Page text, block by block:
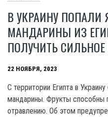
В УКРАИНУ
МАНДАРИНЫ ИЗ
ПОЛУЧИТЬ
22 НОЯБРЯ, 2023
C территории Египта в
мандарины. Фрукты способны
отравлению. Об этом